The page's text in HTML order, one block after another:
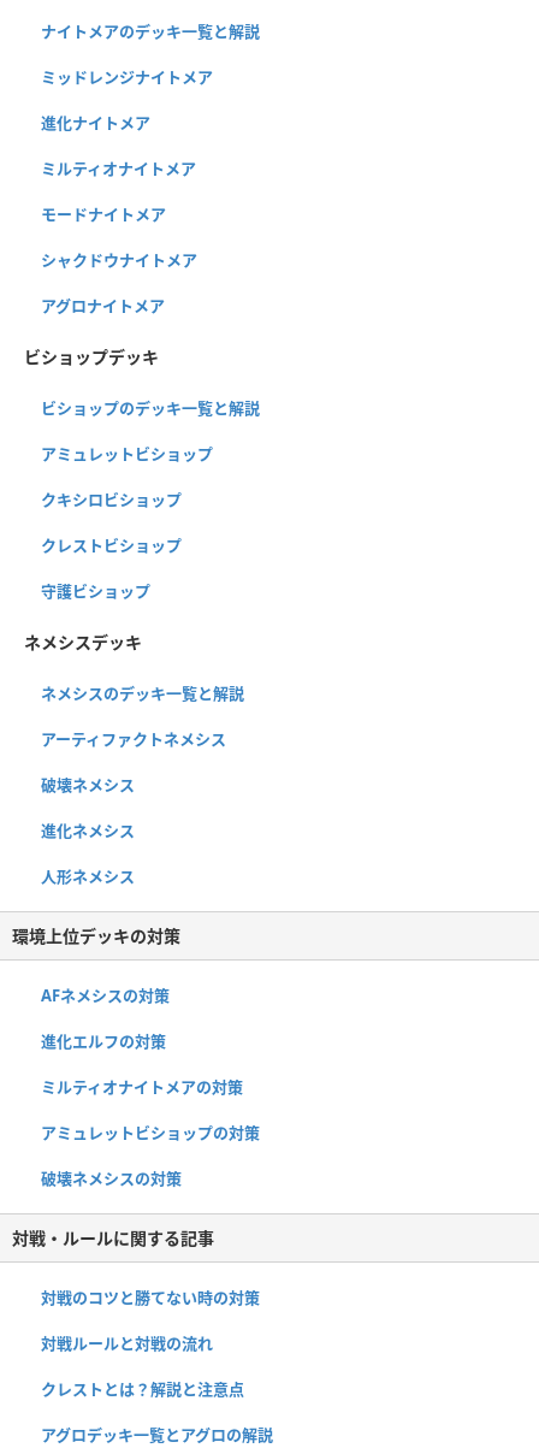
ナイトメアのデッキ一覧と解説
ミッドレンジナイトメア
進化ナイトメア
ミルティオナイトメア
モードナイトメア
シャクドウナイトメア
アグロナイトメア
ビショップデッキ
ビショップのデッキ一覧と解説
アミュレットビショップ
クキシロビショップ
クレストビショップ
守護ビショップ
ネメシスデッキ
ネメシスのデッキ一覧と解説
アーティファクトネメシス
破壊ネメシス
進化ネメシス
人形ネメシス
環境上位デッキの対策
AFネメシスの対策
進化エルフの対策
ミルティオナイトメアの対策
アミュレットビショップの対策
破壊ネメシスの対策
対戦・ルールに関する記事
対戦のコツと勝てない時の対策
対戦ルールと対戦の流れ
クレストとは？解説と注意点
アグロデッキ一覧とアグロの解説